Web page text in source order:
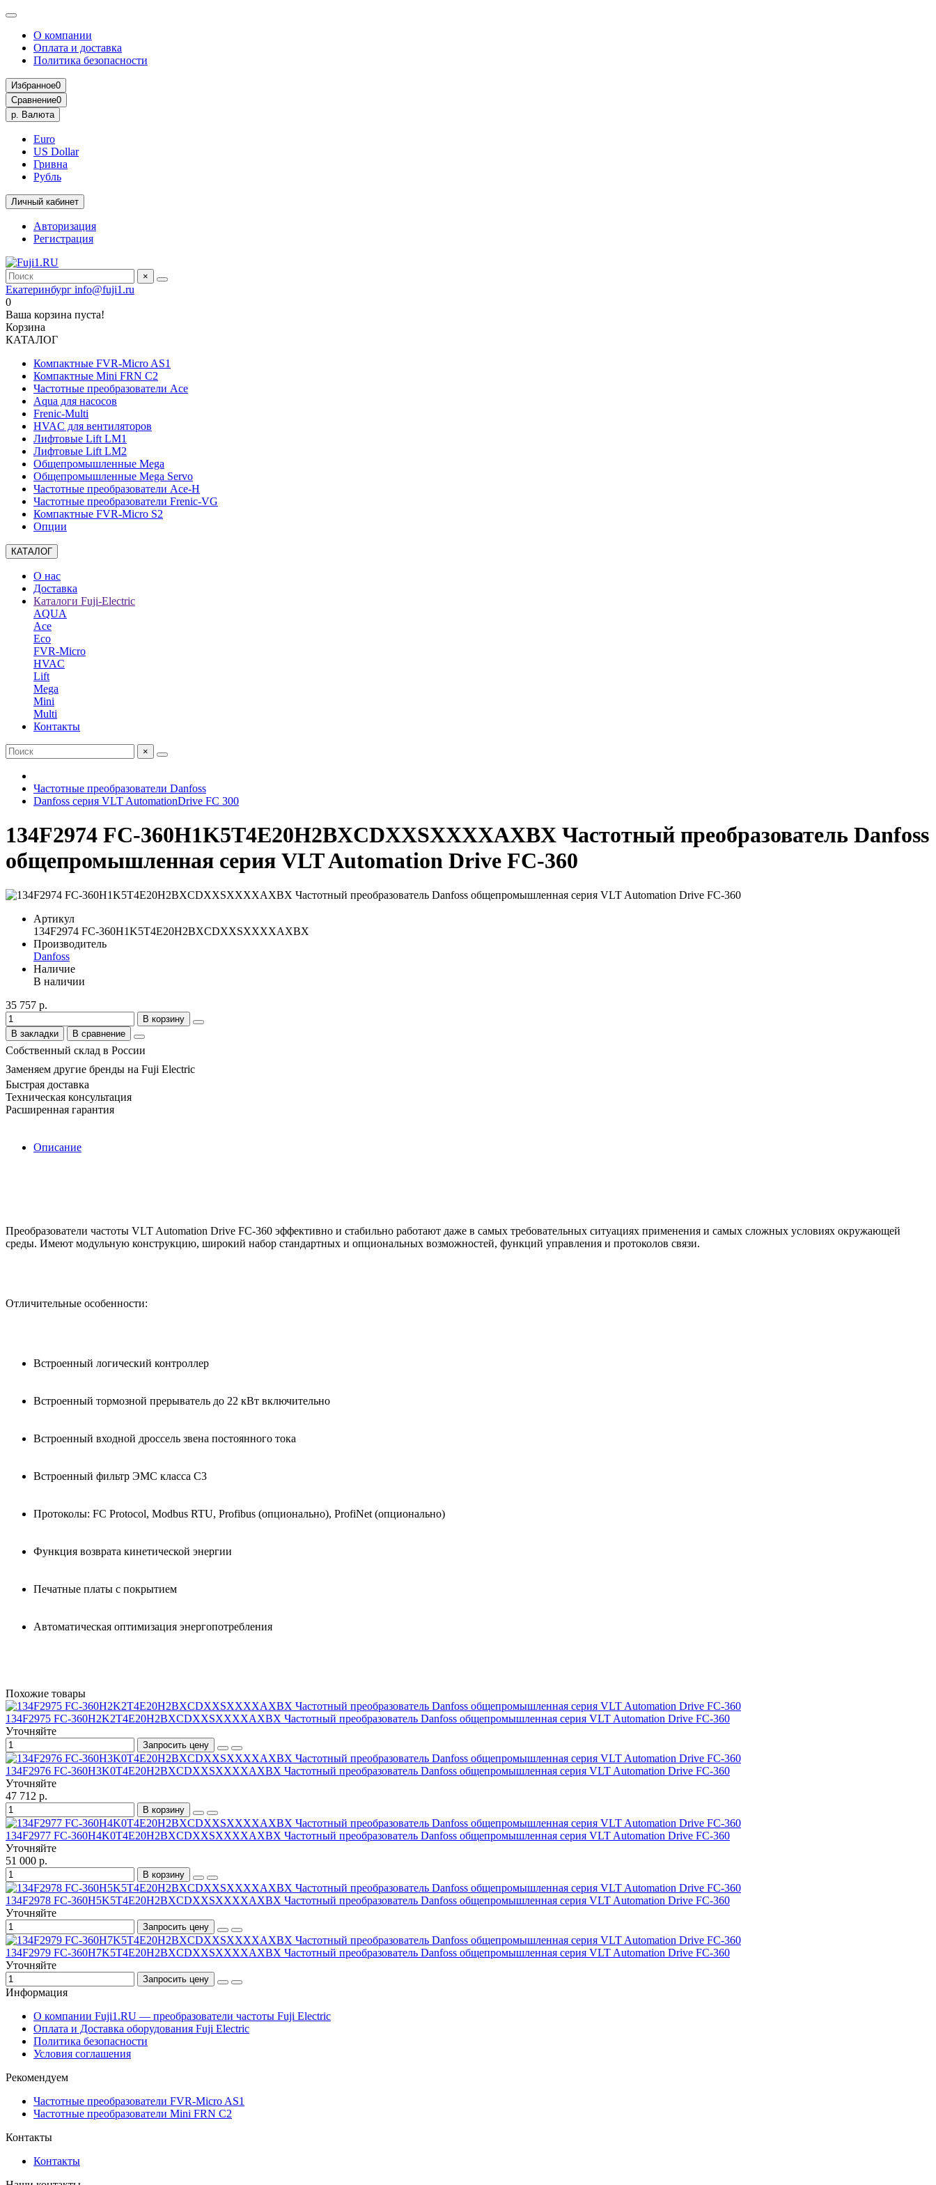
О компании
Оплата и доставка
Политика безопасности
Избранное0
Сравнение0
р. Валюта
Euro
US Dollar
Гривна
Рубль
Личный кабинет
Авторизация
Регистрация
×
Екатеринбург info@fuji1.ru
0
Ваша корзина пуста!
Корзина
КАТАЛОГ
Компактные FVR-Micro AS1
Компактные Mini FRN C2
Частотные преобразователи Ace
Aqua для насосов
Frenic-Multi
HVAC для вентиляторов
Лифтовые Lift LM1
Лифтовые Lift LM2
Общепромышленные Mega
Общепромышленные Mega Servo
Частотные преобразователи Ace-H
Частотные преобразователи Frenic-VG
Компактные FVR-Micro S2
Опции
КАТАЛОГ
О нас
Доставка
Каталоги Fuji-Electric
AQUA
Ace
Eco
FVR-Micro
HVAC
Lift
Mega
Mini
Multi
Контакты
×
Частотные преобразователи Danfoss
Danfoss серия VLT AutomationDrive FC 300
134F2974 FC-360H1K5T4E20H2BXCDXXSXXXXAXBX Частотный преобразователь Danfoss
общепромышленная серия VLT Automation Drive FC-360
Артикул
134F2974 FC-360H1K5T4E20H2BXCDXXSXXXXAXBX
Производитель
Danfoss
Наличие
В наличии
35 757 р.
В корзину
В закладки
В сравнение
Собственный склад в России
Заменяем другие бренды на Fuji Electric
Быстрая доставка
Техническая консультация
Расширенная гарантия
Описание
Преобразователи частоты VLT Automation Drive FC-360 эффективно и стабильно работают даже в самых требовательных ситуациях применения и самых сложных условиях окружающей
среды. Имеют модульную конструкцию, широкий набор стандартных и опциональных возможностей, функций управления и протоколов связи.
Отличительные особенности:
Встроенный логический контроллер
Встроенный тормозной прерыватель до 22 кВт включительно
Встроенный входной дроссель звена постоянного тока
Встроенный фильтр ЭМС класса С3
Протоколы: FC Protocol, Modbus RTU, Profibus (опционально), ProfiNet (опционально)
Функция возврата кинетической энергии
Печатные платы с покрытием
Автоматическая оптимизация энергопотребления
Похожие товары
134F2975 FC-360H2K2T4E20H2BXCDXXSXXXXAXBX Частотный преобразователь Danfoss общепромышленная серия VLT Automation Drive FC-360
Уточняйте
Запросить цену
134F2976 FC-360H3K0T4E20H2BXCDXXSXXXXAXBX Частотный преобразователь Danfoss общепромышленная серия VLT Automation Drive FC-360
Уточняйте
47 712 р.
В корзину
134F2977 FC-360H4K0T4E20H2BXCDXXSXXXXAXBX Частотный преобразователь Danfoss общепромышленная серия VLT Automation Drive FC-360
Уточняйте
51 000 р.
В корзину
134F2978 FC-360H5K5T4E20H2BXCDXXSXXXXAXBX Частотный преобразователь Danfoss общепромышленная серия VLT Automation Drive FC-360
Уточняйте
Запросить цену
134F2979 FC-360H7K5T4E20H2BXCDXXSXXXXAXBX Частотный преобразователь Danfoss общепромышленная серия VLT Automation Drive FC-360
Уточняйте
Запросить цену
Информация
О компании Fuji1.RU — преобразователи частоты Fuji Electric
Оплата и Доставка оборудования Fuji Electric
Политика безопасности
Условия соглашения
Рекомендуем
Частотные преобразователи FVR-Micro AS1
Частотные преобразователи Mini FRN C2
Контакты
Контакты